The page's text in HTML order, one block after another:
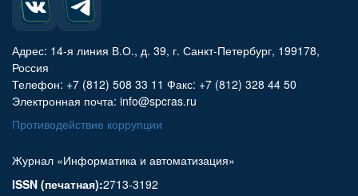
Адрес: 14-я линия В.О., д. 39, г. Санкт-Петербург, 199178,
Россия
Телефон: +7 (812) 508 33 11 Факс: +7 (812) 328 44 50
Электронная почта: info@spcras.ru
Противодействие коррупции
Журнал «Информатика и автоматизация»
ISSN (печатная):2713-3192